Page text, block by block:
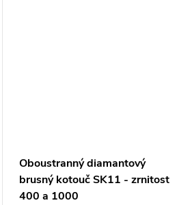
Oboustranný diamantový
brusný kotouč SK11 - zrnitost
400 a 1000